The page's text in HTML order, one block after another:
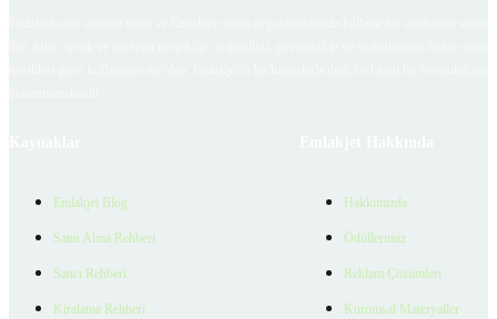
Emlakjet Blog
Satın Alma Rehberi
Satıcı Rehberi
Kiralama Rehberi
Hakkımızda
Ödüllerimiz
Reklam Çözümleri
Kurumsal Materyaller